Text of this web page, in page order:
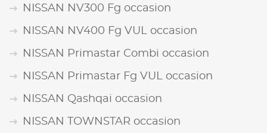
NISSAN NV300 Fg occasion
NISSAN NV400 Fg VUL occasion
NISSAN Primastar Combi occasion
NISSAN Primastar Fg VUL occasion
NISSAN Qashqai occasion
NISSAN TOWNSTAR occasion